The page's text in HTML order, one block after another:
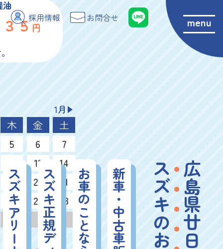
採用情報 お問合せ menu
広島県廿日市で
油
５円
木 金
土
5
6
7
13
14
19
20
21
26
27 28
1月